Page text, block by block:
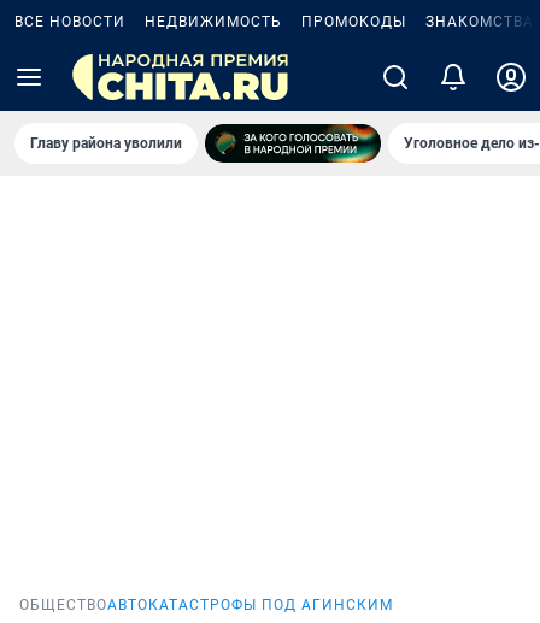
ВСЕ НОВОСТИ НЕДВИЖИМОСТЬ ПРОМОКОДЫ ЗНАКОМСТВА
Главу района уволили Уголовное дело
ОБЩЕСТВОАВТОКАТАСТРОФЫ ПОД АГИНСКИМ